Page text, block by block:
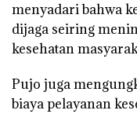
menyadari bahwa
dijaga seiring
kesehatan
Pujo juga
biaya pelayanan